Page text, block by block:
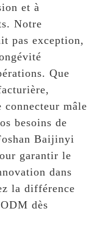
et à
Notre
pas exception,
Que
mâle
besoins de
Baijinyi
garantir le
dans
la différence
dès